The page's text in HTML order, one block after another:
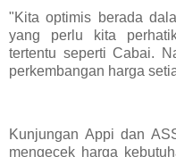
"Kita optimis berada
yang perlu kita
tertentu seperti Cabai.
perkembangan harga
Kunjungan Appi dan
mengecek harga